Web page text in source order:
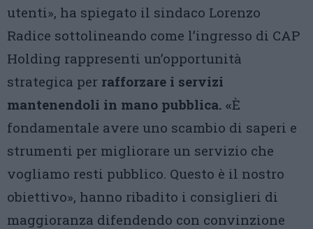
utenti», ha spiegato il sindaco Lorenzo
Radice sottolineando come l’ingresso di CAP
Holding rappresenti un’opportunità
strategica per rafforzare i servizi
mantenendoli in mano pubblica. «È
fondamentale avere uno scambio di saperi e
strumenti per migliorare un servizio che
vogliamo resti pubblico. Questo è il nostro
obiettivo», hanno ribadito i consiglieri di
maggioranza difendendo con convinzione